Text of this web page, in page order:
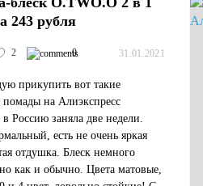
243 рубля
2 0 31.01.2021
прикупить вот такие
помады на Алиэкспресс
в Россию заняла две недели.
есть не очень яркая
отдушка. Блеск немного
как и обычно. Цвета матовые,